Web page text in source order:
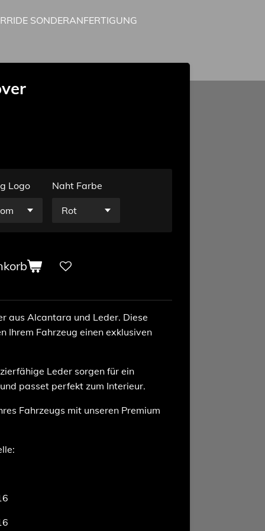
SONDERANFERTIGUNG
Logo Naht Farbe
aus Alcantara und Leder. Diese
Ihrem Fahrzeug einen exklusiven
Leder sorgen für ein
passet perfekt zum Interieur.
Fahrzeugs mit unseren Premium